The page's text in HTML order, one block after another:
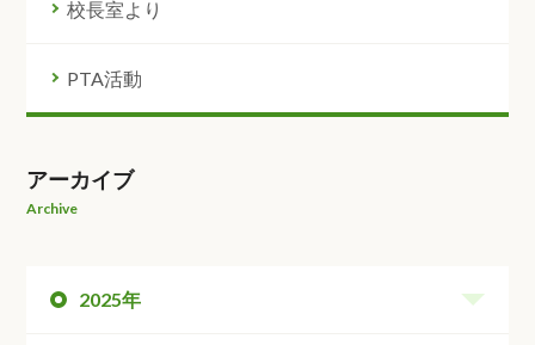
校長室より
PTA活動
アーカイブ
Archive
2025年